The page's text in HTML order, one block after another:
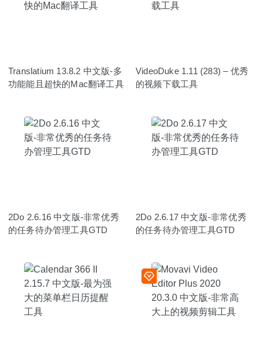
Translatium 13.8.2 中文版-多
功能能且超快的Mac翻译工具
VideoDuke 1.11 (283) – 优秀
的视频下载工具
2Do 2.6.16 中文版-非常优秀
的任务待办管理工具GTD
2Do 2.6.17 中文版-非常优秀
的任务待办管理工具GTD